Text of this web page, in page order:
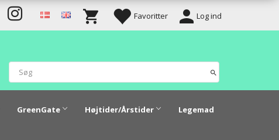
Favoritter Log ind
GreenGate Højtider/Årstider Legemad